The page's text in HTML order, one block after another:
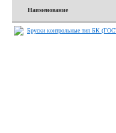
Наименование
Бруски контрольные тип БК